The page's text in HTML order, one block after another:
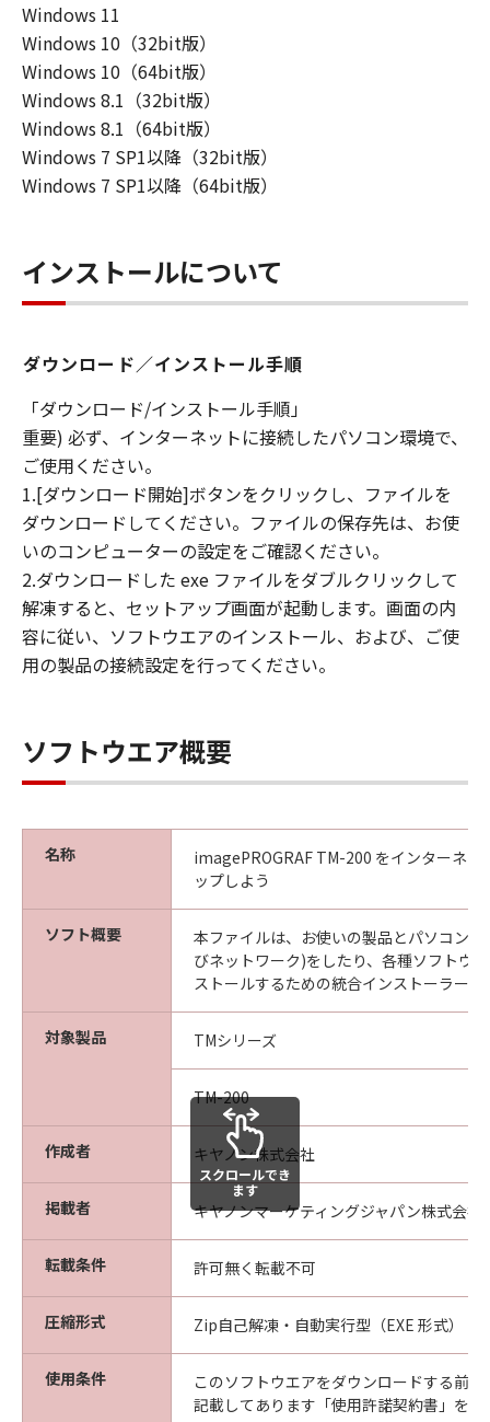
に、本契約の条件の下で、「許諾ソフトウ
エア」を使用させることができます。その
場合、お客様には、かかる「指定ユーザ」
を本契約の条件に従わせることにつき、す
べての責任を負っていただくものとしま
す。 (2) お客様は、再使用許諾、譲渡、頒
布、貸与その他の方法により、第三者に
(3) お客様は、「本ソフトウエア」の全部
または一部を修正、改変、リバース・エン
ンブル等することはできません。また第三
者にこのような行為をさせてはなりませ
ん。
(4) 本契約に明示的に定める場合を除き、
キヤノンは「本ソフトウエア」に関する知
的財産権のいかなる権利もお客様に付与す
るものではありません。
所有権
「本ソフトウエア」及びその複製物に係る
権限及び所有権は、その内容によりキヤノ
ンまたはキヤノンのライセンサーに帰属し
保証
「許諾ソフトウエア」が、CD-ROM等の記
憶媒体に格納されて提供されている場合、
ア」を購入した日から90日の間、「許諾ソ
フトウエア」が格納されている記憶媒体
（以下「メディア」と言います）に物理的
な欠陥がないことを保証します。当該保証
期間中に「メディア」に物理的な欠陥が発
見された場合には、キヤノンは、「メディ
ア」を交換いたします。
保証の否認・免責
(1) 「本ソフトウエア」は、『現状のまま』の
状態で使用許諾されます。キヤノン、キヤノン
の関連会社、それらの販売代理店及び販売店
は、「本ソフトウエア」に関して、商品性及び
特定の目的への適合性の保証を含め、いかなる
保証も、明示たると黙示たるとを問わず一切し
(2) キヤノン、キヤノンの関連会社、それらの販
売代理店及び販売店は、「許諾ソフトウエア」
の使用または使用不能から生ずるいかなる損害
（逸失利益及びその他の派生的または付随的な
損害を含むがこれらに限定されない）につい
て、一切の責任を負わないものとします。例
え、キヤノン、キヤノンの関連会社、それらの
Windows 11
Windows 10（32bit版）
Windows 10（64bit版）
Windows 8.1（32bit版）
Windows 8.1（64bit版）
Windows 7 SP1以降（32bit版）
Windows 7 SP1以降（64bit版）
インストールについて
ダウンロード／インストール手順
「ダウンロード/インストール手順」
重要) 必ず、インターネットに接続したパソコン環境で、
ご使用ください。
1.[ダウンロード開始]ボタンをクリックし、ファイルを
ダウンロードしてください。ファイルの保存先は、お使
いのコンピューターの設定をご確認ください。
2.ダウンロードした exe ファイルをダブルクリックして
解凍すると、セットアップ画面が起動します。画面の内
容に従い、ソフトウエアのインストール、および、ご使
用の製品の接続設定を行ってください。
ソフトウエア概要
名称
imagePROGRAF TM-200 をインターネッ
ップしよう
ソフト概要
本ファイルは、お使いの製品とパソコン
びネットワーク)をしたり、各種ソフトウ
ストールするための統合インストーラーで
対象製品 TMシリーズ
TM-200
作成者 キヤノン株式会社
掲載者 キヤノンマーケティングジャパン株式会社
転載条件 許可無く転載不可
圧縮形式 Zip自己解凍・自動実行型（EXE 形式）
使用条件
このソフトウエアをダウンロードする前
記載してあります「使用許諾契約書」を
スクロールでき
ます